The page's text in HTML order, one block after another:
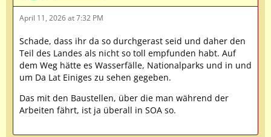
April 11, 2026 at 7:32 PM
Schade, dass ihr da so durchgerast seid und daher den
Teil des Landes als nicht so toll empfunden habt. Auf
dem Weg hätte es Wasserfälle, Nationalparks und in und
um Da Lat Einiges zu sehen gegeben.
Das mit den Baustellen, über die man während der
Arbeiten fährt, ist ja überall in SOA so.